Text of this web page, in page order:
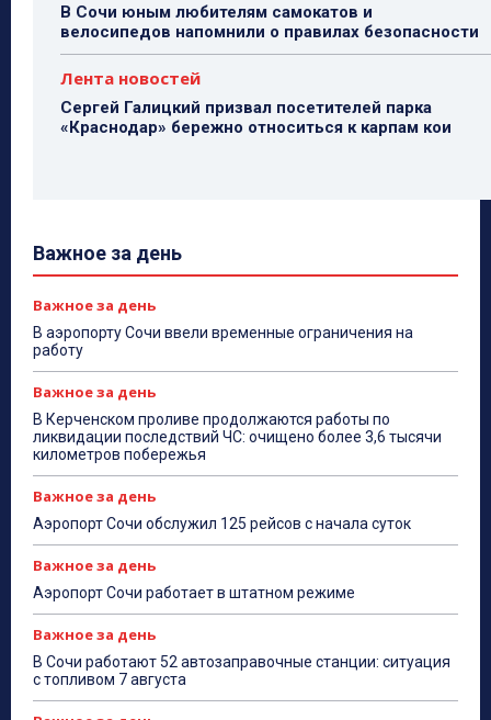
В Сочи юным любителям самокатов и
велосипедов напомнили о правилах безопасности
Лента новостей
Сергей Галицкий призвал посетителей парка
«Краснодар» бережно относиться к карпам кои
Важное за день
Важное за день
В аэропорту Сочи ввели временные ограничения на
работу
Важное за день
В Керченском проливе продолжаются работы по
ликвидации последствий ЧС: очищено более 3,6 тысячи
километров побережья
Важное за день
Аэропорт Сочи обслужил 125 рейсов с начала суток
Важное за день
Аэропорт Сочи работает в штатном режиме
Важное за день
В Сочи работают 52 автозаправочные станции: ситуация
с топливом 7 августа